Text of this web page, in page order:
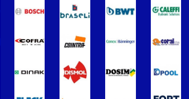
Sanitarios
Bañeras
Urinarios
Cisternas Para Inodoros
Cisternas
Seguridad en el Baño